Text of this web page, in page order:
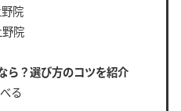
院
院
ら？選び方のコツを紹介
る